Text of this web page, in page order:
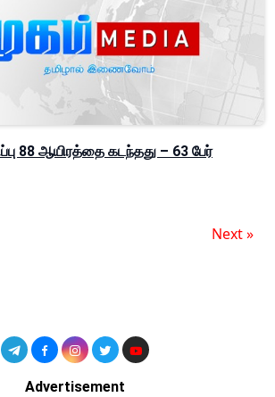
88 ஆயிரத்தை கடந்தது – 63 பேர்
Next »
Advertisement